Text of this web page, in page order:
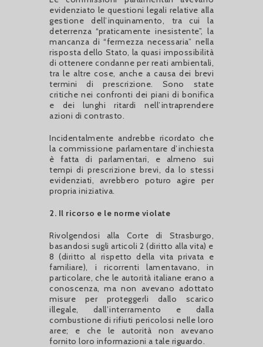
evidenziato le questioni legali relative alla
gestione dell’inquinamento, tra cui la
deterrenza “praticamente inesistente”, la
mancanza di “fermezza necessaria” nella
risposta dello Stato, la quasi impossibilità
di ottenere condanne per reati ambientali,
tra le altre cose, anche a causa dei brevi
termini di prescrizione. Sono state
critiche nei confronti dei piani di bonifica
e dei lunghi ritardi nell’intraprendere
azioni di contrasto.
Incidentalmente andrebbe ricordato che
la commissione parlamentare d’inchiesta
è fatta di parlamentari, e almeno sui
tempi di prescrizione brevi, da lo stessi
evidenziati, avrebbero poturo agire per
propria iniziativa.
2. Il ricorso e le norme violate
Rivolgendosi alla Corte di Strasburgo,
basandosi sugli articoli 2 (diritto alla vita) e
8 (diritto al rispetto della vita privata e
familiare), i ricorrenti lamentavano, in
particolare, che le autorità italiane erano a
conoscenza, ma non avevano adottato
misure per proteggerli dallo scarico
illegale, dall’interramento e dalla
combustione di rifiuti pericolosi nelle loro
aree; e che le autorità non avevano
fornito loro informazioni a tale riguardo.